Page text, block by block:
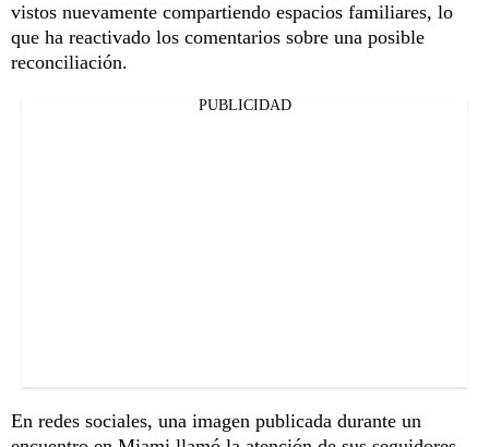
vistos nuevamente compartiendo espacios familiares, lo
que ha reactivado los comentarios sobre una posible
reconciliación.
PUBLICIDAD
En redes sociales, una imagen publicada durante un